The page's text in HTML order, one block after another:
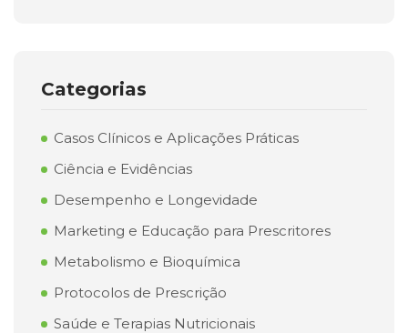
Categorias
Casos Clínicos e Aplicações Práticas
Ciência e Evidências
Desempenho e Longevidade
Marketing e Educação para Prescritores
Metabolismo e Bioquímica
Protocolos de Prescrição
Saúde e Terapias Nutricionais